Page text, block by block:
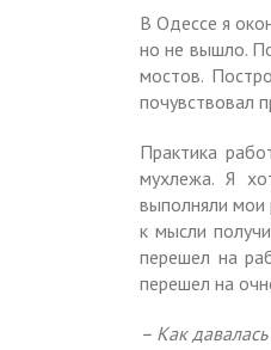
В Одессе я
но не вышло.
мостов.
почувствовал
Практика
мухлежа. Я
выполняли мои
к мысли
перешел на
перешел на
– Как